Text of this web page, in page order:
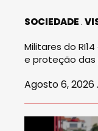
SOCIEDADE
Militares do
e proteção das
Agosto 6, 2026